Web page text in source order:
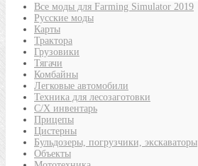
Все моды для Farming Simulator 2019
Русские моды
Карты
Трактора
Грузовики
Тягачи
Комбайны
Легковые автомобили
Техника для лесозаготовки
С/Х инвентарь
Прицепы
Цистерны
Бульдозеры, погрузчики, экскаваторы
Объекты